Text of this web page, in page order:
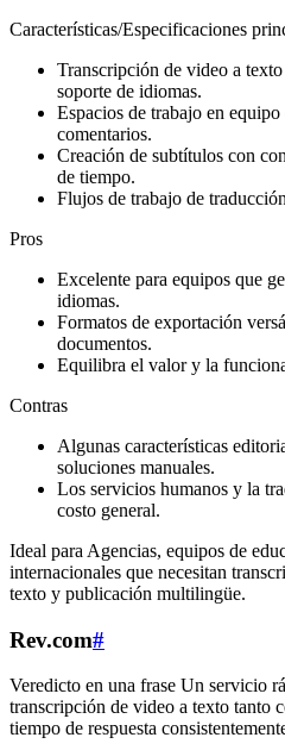
Características/Especificaciones
Transcripción de video a
soporte de idiomas.
Espacios de trabajo en
comentarios.
Creación de subtítulos con
de tiempo.
Flujos de trabajo de
Pros
Excelente para equipos que
idiomas.
Formatos de exportación
documentos.
Equilibra el valor y la
Contras
Algunas características
soluciones manuales.
Los servicios humanos y la
costo general.
Ideal para Agencias, equipos de
internacionales que necesitan
texto y publicación multilingüe.
Rev.com#
Veredicto en una frase Un servicio
transcripción de video a texto tanto
tiempo de respuesta